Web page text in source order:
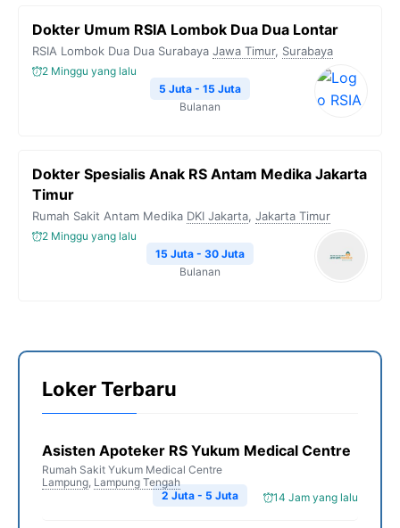
Dokter Umum RSIA Lombok Dua Dua Lontar
RSIA Lombok Dua Dua Surabaya Jawa Timur, Surabaya
2 Minggu yang lalu
5 Juta - 15 Juta
Bulanan
Dokter Spesialis Anak RS Antam Medika Jakarta
Timur
Rumah Sakit Antam Medika DKI Jakarta, Jakarta Timur
2 Minggu yang lalu
15 Juta - 30 Juta
Bulanan
Loker Terbaru
Asisten Apoteker RS Yukum Medical Centre
Rumah Sakit Yukum Medical Centre
Lampung, Lampung Tengah
14 Jam yang lalu
2 Juta - 5 Juta